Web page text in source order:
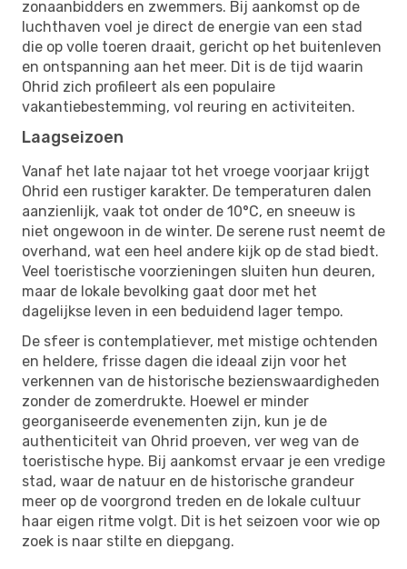
zonaanbidders en zwemmers. Bij aankomst op de
luchthaven voel je direct de energie van een stad
die op volle toeren draait, gericht op het buitenleven
en ontspanning aan het meer. Dit is de tijd waarin
Ohrid zich profileert als een populaire
vakantiebestemming, vol reuring en activiteiten.
Laagseizoen
Vanaf het late najaar tot het vroege voorjaar krijgt
Ohrid een rustiger karakter. De temperaturen dalen
aanzienlijk, vaak tot onder de 10°C, en sneeuw is
niet ongewoon in de winter. De serene rust neemt de
overhand, wat een heel andere kijk op de stad biedt.
Veel toeristische voorzieningen sluiten hun deuren,
maar de lokale bevolking gaat door met het
dagelijkse leven in een beduidend lager tempo.
De sfeer is contemplatiever, met mistige ochtenden
en heldere, frisse dagen die ideaal zijn voor het
verkennen van de historische bezienswaardigheden
zonder de zomerdrukte. Hoewel er minder
georganiseerde evenementen zijn, kun je de
authenticiteit van Ohrid proeven, ver weg van de
toeristische hype. Bij aankomst ervaar je een vredige
stad, waar de natuur en de historische grandeur
meer op de voorgrond treden en de lokale cultuur
haar eigen ritme volgt. Dit is het seizoen voor wie op
zoek is naar stilte en diepgang.